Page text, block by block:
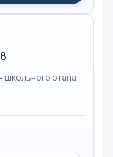
школьного этапа